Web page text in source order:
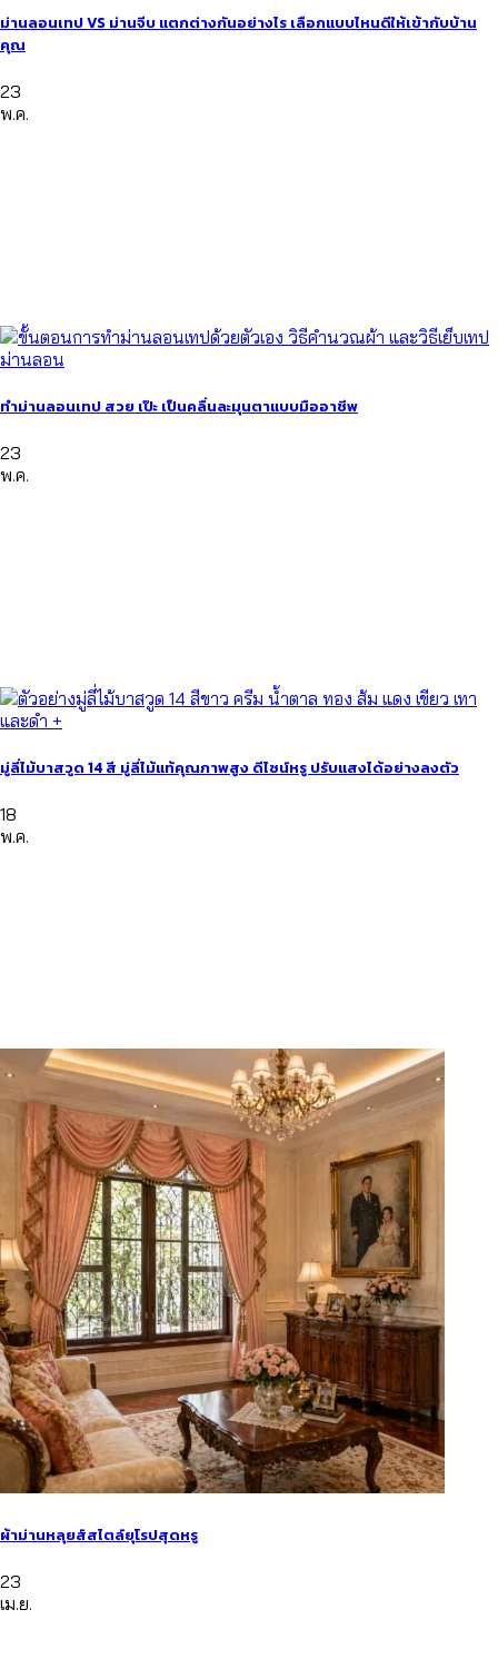
ม่านลอนเทป VS ม่านจีบ แตกต่างกันอย่างไร เลือกแบบไหนดีให้เข้ากับบ้าน
คุณ
23
พ.ค.
ทำม่านลอนเทป สวย เป๊ะ เป็นคลื่นละมุนตาแบบมืออาชีพ
23
พ.ค.
มู่ลี่ไม้บาสวูด 14 สี มู่ลี่ไม้แท้คุณภาพสูง ดีไซน์หรู ปรับแสงได้อย่างลงตัว
18
พ.ค.
ผ้าม่านหลุยส์สไตล์ยุโรปสุดหรู
23
เม.ย.